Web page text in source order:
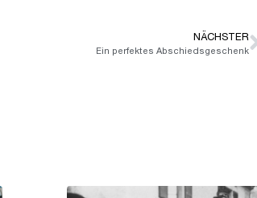
NÄCHSTER
Ein perfektes Abschiedsgeschenk